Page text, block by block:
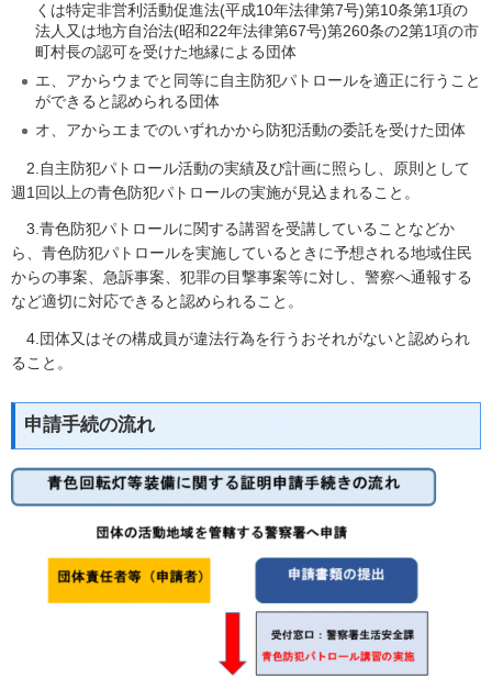
くは特定非営利活動促進法(平成10年法律第7号)第10条第1項の
法人又は地方自治法(昭和22年法律第67号)第260条の2第1項の市
町村長の認可を受けた地縁による団体
エ、アからウまでと同等に自主防犯パトロールを適正に行うこと
ができると認められる団体
オ、アからエまでのいずれかから防犯活動の委託を受けた団体
2.自主防犯パトロール活動の実績及び計画に照らし、原則として
週1回以上の青色防犯パトロールの実施が見込まれること。
3.青色防犯パトロールに関する講習を受講していることなどか
ら、青色防犯パトロールを実施しているときに予想される地域住民
からの事案、急訴事案、犯罪の目撃事案等に対し、警察へ通報する
など適切に対応できると認められること。
4.団体又 はその構成員が違法行為を行うおそれがないと認められ
ること。
申請手続の流れ